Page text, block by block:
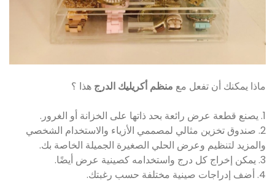
ماذا يمكنك أن تفعل مع منظم أكريليك الدرج هذا ؟
1. يصنع قطعة عرض رائعة بحد ذاتها على الخزانة أو الغرور.
2. صندوق تخزين مثالي لمصممي الأزياء والاستخدام الشخصي
والمزيد لتنظيم وعرض الحلي الصغيرة الجميلة الخاصة بك.
3. يمكن إخراج كل درج واستخدامه كصينية عرض أيضًا.
4. أضف إدراجات صينية مختلفة حسب رغبتك.